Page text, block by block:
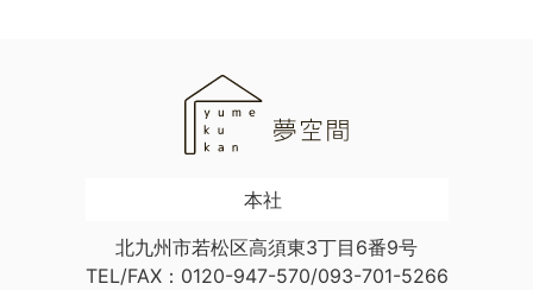
本社
北九州市若松区高須東3丁目6番9号
TEL/FAX：0120-947-570/093-701-5266